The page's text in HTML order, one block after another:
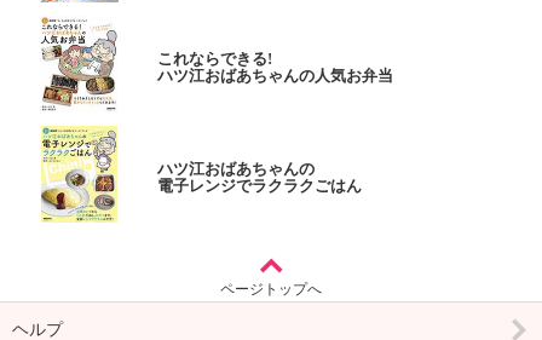
これならできる!
ハツ江おばあちゃんの人気お弁当
ハツ江おばあちゃんの
電子レンジでラクラクごはん
ページトップへ
ヘルプ